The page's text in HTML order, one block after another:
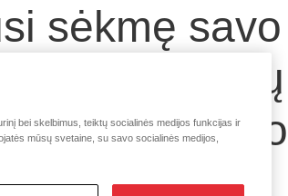
sėkmę savo
bei skelbimus, teiktų socialinės medijos funkcijas ir
mūsų svetaine, su savo socialinės medijos,